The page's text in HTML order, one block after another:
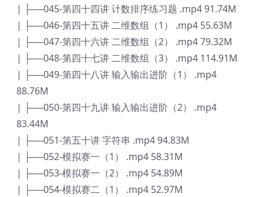
| ├──045-第四十四讲 计数排序练习题 .mp4 91.74M
| ├──046-第四十五讲 二维数组（1） .mp4 55.63M
| ├──047-第四十六讲 二维数组（2） .mp4 79.32M
| ├──048-第四十七讲 二维数组（3） .mp4 114.91M
| ├──049-第四十八讲 输入输出进阶（1） .mp4
88.76M
| ├──050-第四十九讲 输入输出进阶（2） .mp4
83.44M
| ├──051-第五十讲 字符串 .mp4 94.83M
| ├──052-模拟赛一（1） .mp4 58.31M
| ├──053-模拟赛一（2） .mp4 54.89M
| ├──054-模拟赛二（1） .mp4 52.97M